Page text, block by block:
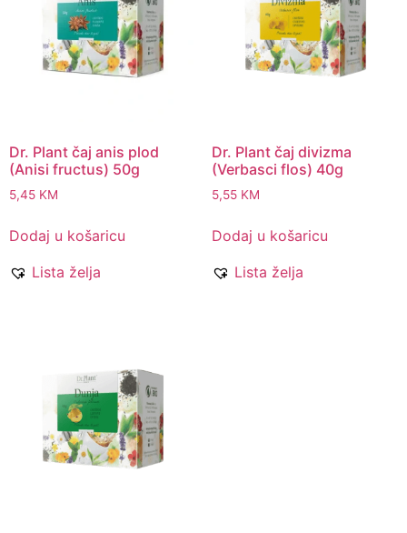
Dr. Plant čaj anis plod
(Anisi fructus) 50g
5,45 KM
Dodaj u košaricu
Lista želja
Dr. Plant čaj divizma
(Verbasci flos) 40g
5,55 KM
Dodaj u košaricu
Lista želja